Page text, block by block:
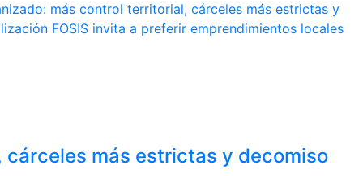
más control territorial, cárceles más estrictas y
FOSIS invita a preferir emprendimientos locales
más estrictas y decomiso